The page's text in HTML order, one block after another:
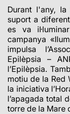
Durant l'any, la
suport a
es va
campanya
impulsa
Epilèpsia –
l’Epilèpsia.
motiu de la Red
la iniciativa
l’apagada total
torre de la Mare